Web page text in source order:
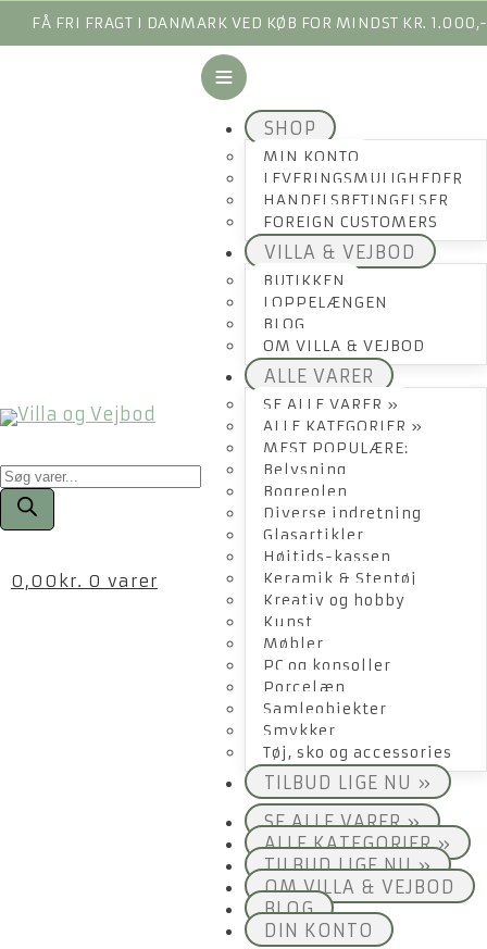
FÅ FRI FRAGT I DANMARK VED KØB FOR MINDST KR. 1.000,-
Products
search
0,00 kr. 0 varer
SHOP
MIN KONTO
LEVERINGSMULIGHEDER
HANDELSBETINGELSER
FOREIGN CUSTOMERS
VILLA & VEJBOD
BUTIKKEN
LOPPELÆNGEN
BLOG
OM VILLA & VEJBOD
ALLE VARER
SE ALLE VARER »
ALLE KATEGORIER »
MEST POPULÆRE:
Belysning
Bogreolen
Diverse indretning
Glasartikler
Højtids-kassen
Keramik & Stentøj
Kreativ og hobby
Kunst
Møbler
PC og konsoller
Porcelæn
Samleobjekter
Smykker
Tøj, sko og accessories
TILBUD LIGE NU »
SE ALLE VARER »
ALLE KATEGORIER »
TILBUD LIGE NU »
OM VILLA & VEJBOD
BLOG
DIN KONTO